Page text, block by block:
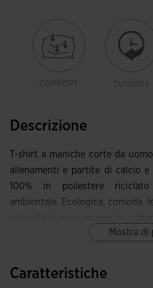
COMFORT Durabilità
Descrizione
T-shirt a maniche corte da
allenamenti e partite di calcio e
100% in poliestere
ambientale. Ecologica, comoda,
muoversi.
Mostra di
Caratteristiche